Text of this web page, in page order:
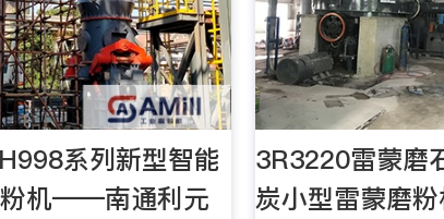
系列新型智能
粉机——南通利元
3R3220雷蒙磨
炭小型雷蒙磨